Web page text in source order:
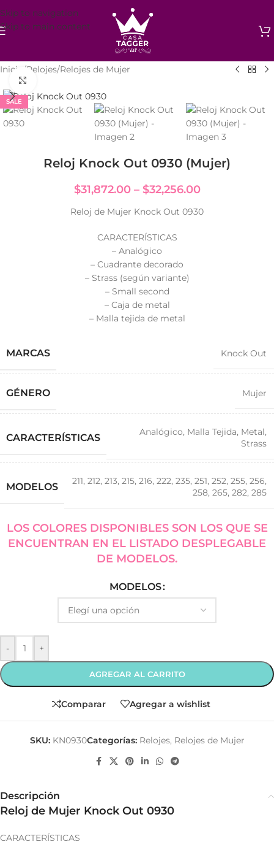
Skip to navigation
Skip to main content
Inicio /Relojes/Relojes de Mujer
SALE
Reloj Knock Out 0930 (Mujer)
$31,872.00 – $32,256.00
Reloj de Mujer Knock Out 0930
CARACTERÍSTICAS
– Analógico
– Cuadrante decorado
– Strass (según variante)
– Small second
– Caja de metal
– Malla tejida de metal
MARCAS Knock Out
GÉNERO Mujer
CARACTERÍSTICAS Analógico, Malla Tejida, Metal,
Strass
MODELOS 211, 212, 213, 215, 216, 222, 235, 251, 252, 255, 256,
258, 265, 282, 285
LOS COLORES DISPONIBLES SON LOS QUE SE
ENCUENTRAN EN EL LISTADO DESPLEGABLE
DE MODELOS.
MODELOS
- +
AGREGAR AL CARRITO
Comparar Agregar a wishlist
SKU: KN0930Categorías: Relojes, Relojes de Mujer
Descripción
Reloj de Mujer Knock Out 0930
CARACTERÍSTICAS